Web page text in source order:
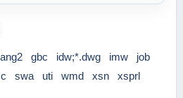
gbc idw;*.dwg imw
job
swa uti wmd xsn
xsprl